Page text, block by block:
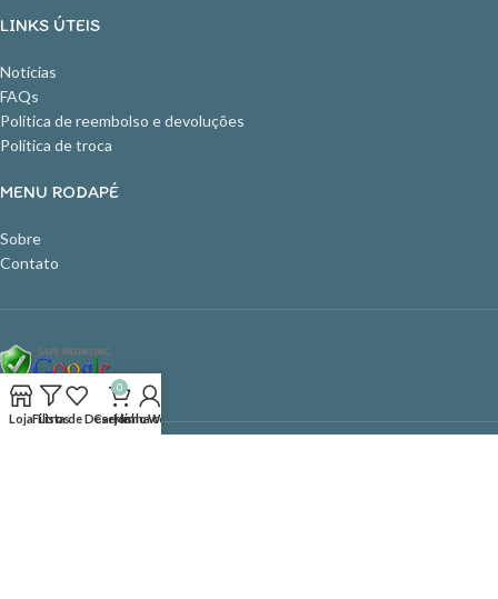
LINKS ÚTEIS
Notícias
FAQs
Política de reembolso e devoluções
Política de troca
MENU RODAPÉ
Sobre
Contato
LojaFiltros
Lista de Desejos
0
Carrinho
Minha conta
WhatsApp